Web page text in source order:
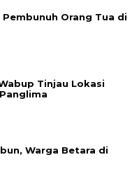
Orang Tua di
Tinjau Lokasi
Warga Betara di